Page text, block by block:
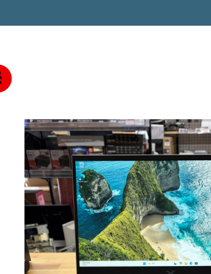
モンハン MH Wilds
ARC Raiders
APEX LEGENDS
Valorant